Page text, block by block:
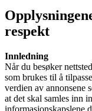
respekt
Innledning
Når du besøker
som brukes til å
verdien av annonsene
at det skal samles inn
informasjonskapslene